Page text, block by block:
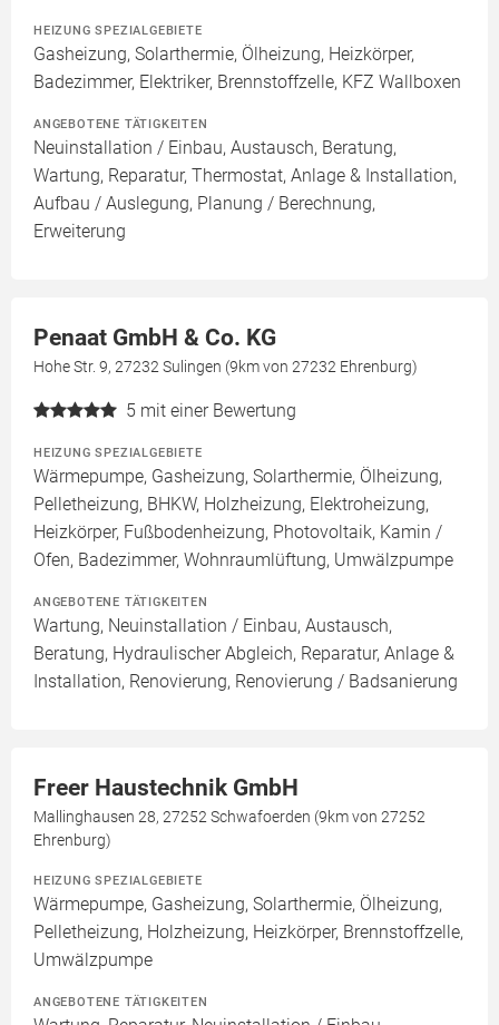
HEIZUNG SPEZIALGEBIETE
Gasheizung, Solarthermie, Ölheizung, Heizkörper,
Badezimmer, Elektriker, Brennstoffzelle, KFZ Wallboxen
ANGEBOTENE TÄTIGKEITEN
Neuinstallation / Einbau, Austausch, Beratung,
Wartung, Reparatur, Thermostat, Anlage & Installation,
Aufbau / Auslegung, Planung / Berechnung,
Erweiterung
Penaat GmbH & Co. KG
Hohe Str. 9, 27232 Sulingen (9km von 27232 Ehrenburg)
5 mit einer Bewertung
HEIZUNG SPEZIALGEBIETE
Wärmepumpe, Gasheizung, Solarthermie, Ölheizung,
Pelletheizung, BHKW, Holzheizung, Elektroheizung,
Heizkörper, Fußbodenheizung, Photovoltaik, Kamin /
Ofen, Badezimmer, Wohnraumlüftung, Umwälzpumpe
ANGEBOTENE TÄTIGKEITEN
Wartung, Neuinstallation / Einbau, Austausch,
Beratung, Hydraulischer Abgleich, Reparatur, Anlage &
Installation, Renovierung, Renovierung / Badsanierung
Freer Haustechnik GmbH
Mallinghausen 28, 27252 Schwafoerden (9km von 27252
Ehrenburg)
HEIZUNG SPEZIALGEBIETE
Wärmepumpe, Gasheizung, Solarthermie, Ölheizung,
Pelletheizung, Holzheizung, Heizkörper, Brennstoffzelle,
Umwälzpumpe
ANGEBOTENE TÄTIGKEITEN